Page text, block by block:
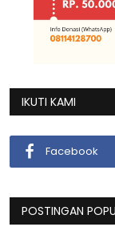
IKUTI KAMI
Facebook
POSTINGAN